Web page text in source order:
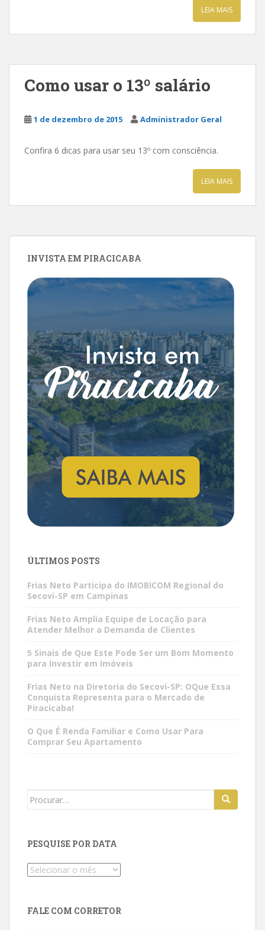
LEIA MAIS
Como usar o 13º salário
1 de dezembro de 2015 Administrador Geral
Confira 6 dicas para usar seu 13º com consciência.
LEIA MAIS
INVISTA EM PIRACICABA
ÚLTIMOS POSTS
Frias Neto Participa do IMOBICOM Regional do
Secovi-SP em Campinas
Frias Neto Amplia Equipe de Locação para
Atender Melhor a Demanda de Clientes
5 Sinais de Que Este Pode Ser um Bom Momento
para Investir em Imóveis
Frias Neto na Diretoria do Secovi-SP: OQue Essa
Conquista Representa para o Mercado de
Piracicaba!
O Que É Renda Familiar e Como Usar Para
Comprar Seu Apartamento
Search
PESQUISE POR DATA
Pesquise
FALE COM CORRETOR